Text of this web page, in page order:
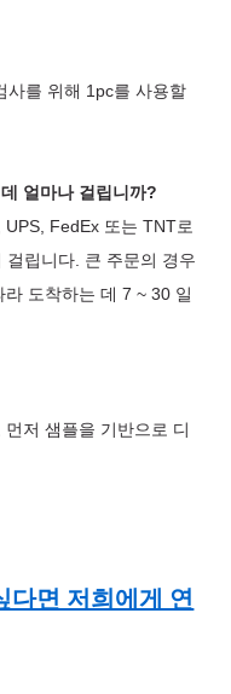
사를 위해 1pc를 사용할
얼마나 걸립니까?
FedEx 또는 TNT로
립니다. 큰 주문의 경우
도착하는 데 7 ~ 30 일
저 샘플을 기반으로 디
다면 저희에게 연